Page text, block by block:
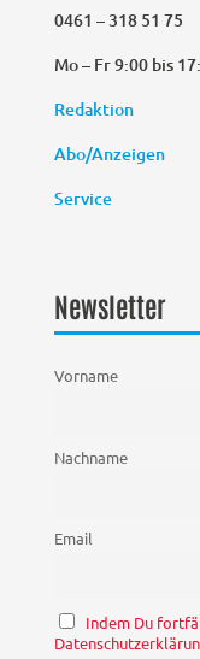
0461 – 318 51 75
Mo – Fr 9:00 bis
Redaktion
Abo/Anzeigen
Service
Newsletter
Vorname
Nachname
Email
Indem Du